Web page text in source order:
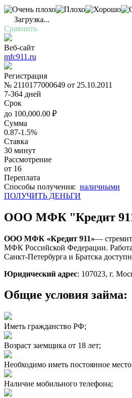
Загрузка...
Сравнить
Веб-сайт
mfc911.ru
Регистрация
№ 2110177000649 от 25.10.2011
7-364 дней
Срок
до 100,000.00 ₽
Сумма
0.87-1.5%
Ставка
30 минут
Рассмотрение
от 16
Переплата
Cпособы получения: наличными
ПОЛУЧИТЬ ДЕНЬГИ
ООО МФК "Кредит
ООО МФК «Кредит 911»—
МФК Российской Федерации. Работа
Санкт-Петербурга и Братска
Юридический адрес: 107023, г.
Общие условия займа:
Иметь гражданство РФ;
Возраст заемщика от 18 лет;
Необходимо иметь постоянное
Наличие мобильного телефона;